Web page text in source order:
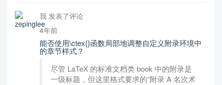
我 发表了评论
4年前
能否使用\ctex{}函数局部地调整自定义附录环境中
的章节样式？
尽管 LaTeX 的标准文档类 book 中的附录是
一级标题，但这里格式要求的“附录 A 名次术